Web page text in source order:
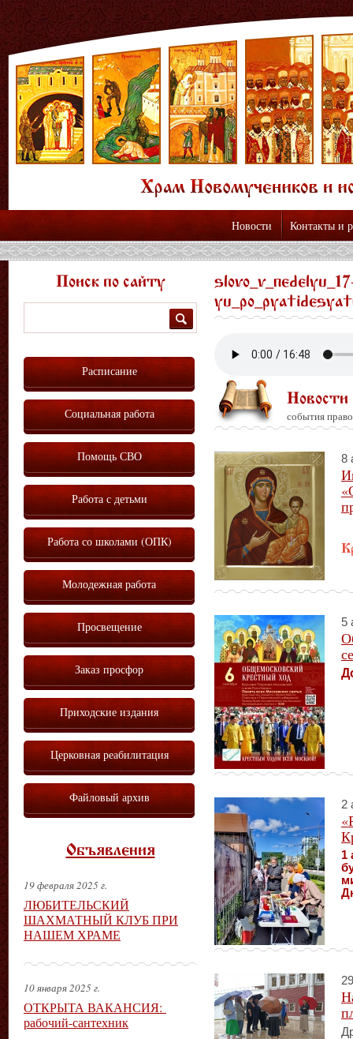
Новости Контакты и
Новости
события
8
5
2
1
Поиск по сайту
Расписание
Социальная работа
Помощь СВО
Работа с детьми
Работа со школами (ОПК)
Молодежная работа
Просвещение
Заказ просфор
Приходские издания
Церковная реабилитация
Файловый архив
Объявления
19 февраля 2025 г.
ЛЮБИТЕЛЬСКИЙ
ШАХМАТНЫЙ КЛУБ ПРИ
НАШЕМ ХРАМЕ
10 января 2025 г.
ОТКРЫТА ВАКАНСИЯ:
рабочий-сантехник